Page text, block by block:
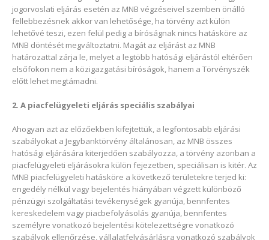
jogorvoslati eljárás esetén az MNB végzéseivel szemben önálló
fellebbezésnek akkor van lehetősége, ha törvény azt külön
lehetővé teszi, ezen felül pedig a bíróságnak nincs hatásköre az
MNB döntését megváltoztatni. Magát az eljárást az MNB
határozattal zárja le, melyet a legtöbb hatósági eljárástól eltérően
elsőfokon nem a közigazgatási bíróságok, hanem a Törvényszék
előtt lehet megtámadni.
2. A piacfelügyeleti eljárás speciális szabályai
Ahogyan azt az előzőekben kifejtettük, a legfontosabb eljárási
szabályokat a Jegybanktörvény általánosan, az MNB összes
hatósági eljárására kiterjedően szabályozza, a törvény azonban a
piacfelügyeleti eljárásokra külön fejezetben, speciálisan is kitér. Az
MNB piacfelügyeleti hatásköre a következő területekre terjed ki:
engedély nélkül vagy bejelentés hiányában végzett különböző
pénzügyi szolgáltatási tevékenységek gyanúja, bennfentes
kereskedelem vagy piacbefolyásolás gyanúja, bennfentes
személyre vonatkozó bejelentési kötelezettségre vonatkozó
szabályok ellenőrzése, vállalatfelvásárlásra vonatkozó szabályok